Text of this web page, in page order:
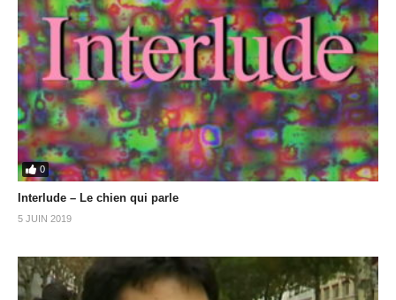
0
Interlude – Le chien qui parle
5 JUIN 2019